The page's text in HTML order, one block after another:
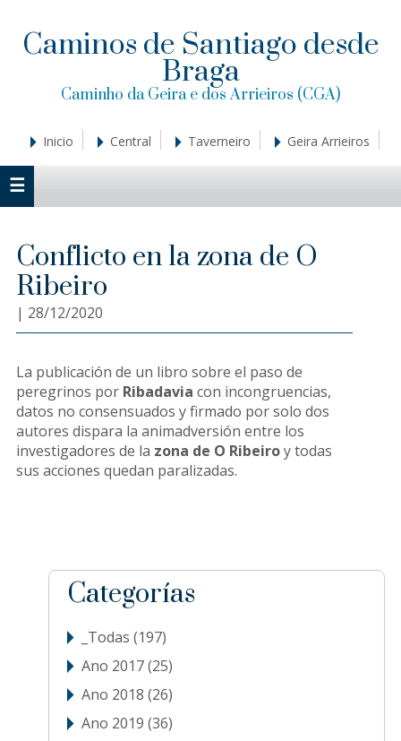
a
la
principal
al
contenido
a
la
lateral
principal
Caminos de Santiago desde
Braga
Caminho da Geira e dos Arrieiros (CGA)
Inicio Central Taverneiro Geira Arrieiros
Conflicto en la zona de O
Ribeiro
| 28/12/2020
La publicación de un libro sobre el paso de
peregrinos por Ribadavia con incongruencias,
datos no consensuados y firmado por solo dos
autores dispara la animadversión entre los
investigadores de la zona de O Ribeiroy todas
sus acciones quedan paralizadas.
sidebar
Blog
Sidebar
Categorías
_Todas (197)
Ano 2017(25)
Ano 2018 (26)
Ano 2019 (36)